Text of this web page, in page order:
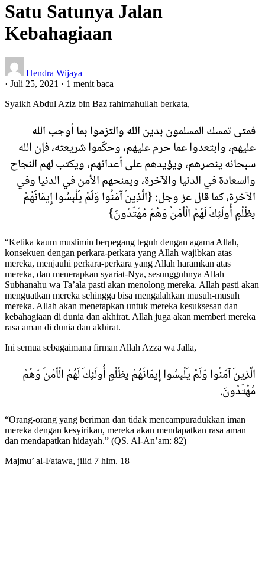
Satu Satunya Jalan
Kebahagiaan
Hendra Wijaya
· Juli 25, 2021 · 1 menit baca
Syaikh Abdul Aziz bin Baz rahimahullah berkata,
ﻓﻤﺘﻰ ﺗﻤﺴﻚ ﺍﻟﻤﺴﻠﻤﻮﻥ ﺑﺪﻳﻦ ﺍﻟﻠﻪ ﻭﺍﻟﺘﺰﻣﻮﺍ ﺑﻤﺎ ﺃﻭﺟﺐ ﺍﻟﻠﻪ
ﻋﻠﻴﻬﻢ، ﻭﺍﺑﺘﻌﺪﻭﺍ ﻋﻤﺎ ﺣﺮﻡ ﻋﻠﻴﻬﻢ، ﻭﺣﻜّﻤﻮﺍ ﺷﺮﻳﻌﺘﻪ، ﻓﺈﻥ ﺍﻟﻠﻪ
ﺳﺒﺤﺎﻧﻪ ﻳﻨﺼﺮﻫﻢ، ﻭﻳﺆﻳﺪﻫﻢ ﻋﻠﻰ ﺃﻋﺪﺍﺋﻬﻢ، ﻭﻳﻜﺘﺐ ﻟﻬﻢ ﺍﻟﻨﺠﺎﺡ
ﻭﺍﻟﺴﻌﺎﺩﺓ ﻓﻲ ﺍﻟﺪﻧﻴﺎ ﻭﺍﻵﺧﺮﺓ، ﻭﻳﻤﻨﺤﻬﻢ ﺍﻷﻣﻦ ﻓﻲ ﺍﻟﺪﻧﻴﺎ ﻭﻓﻲ
ﺍﻵﺧﺮﺓ، ﻛﻤﺎ ﻗﺎﻝ ﻋﺰ ﻭﺟﻞ: {ﺍﻟَّﺬِﻳﻦَ ﺁﻣَﻨُﻮﺍ ﻭَﻟَﻢْ ﻳَﻠْﺒِﺴُﻮﺍ ﺇِﻳﻤَﺎﻧَﻬُﻢْ
ﺑِﻈُﻠْﻢٍ ﺃُﻭﻟَﺌِﻚَ ﻟَﻬُﻢُ ﺍﻟْﺄَﻣْﻦُ ﻭَﻫُﻢْ ﻣُﻬْﺘَﺪُﻭﻥَ}
“Ketika kaum muslimin berpegang teguh dengan agama Allah,
konsekuen dengan perkara-perkara yang Allah wajibkan atas
mereka, menjauhi perkara-perkara yang Allah haramkan atas
mereka, dan menerapkan syariat-Nya, sesungguhnya Allah
Subhanahu wa Ta’ala pasti akan menolong mereka. Allah pasti akan
menguatkan mereka sehingga bisa mengalahkan musuh-musuh
mereka. Allah akan menetapkan untuk mereka kesuksesan dan
kebahagiaan di dunia dan akhirat. Allah juga akan memberi mereka
rasa aman di dunia dan akhirat.
Ini semua sebagaimana firman Allah Azza wa Jalla,
ﺍﻟَّﺬِﻳﻦَ ﺁﻣَﻨُﻮﺍ ﻭَﻟَﻢْ ﻳَﻠْﺒِﺴُﻮﺍ ﺇِﻳﻤَﺎﻧَﻬُﻢْ ﺑِﻈُﻠْﻢٍ ﺃُﻭﻟَﺌِﻚَ ﻟَﻬُﻢُ ﺍﻟْﺄَﻣْﻦُ ﻭَﻫُﻢْ
ﻣُﻬْﺘَﺪُﻭﻥَ.
“Orang-orang yang beriman dan tidak mencampuradukkan iman
mereka dengan kesyirikan, mereka akan mendapatkan rasa aman
dan mendapatkan hidayah.” (QS. Al-An’am: 82)
Majmu’ al-Fatawa, jilid 7 hlm. 18